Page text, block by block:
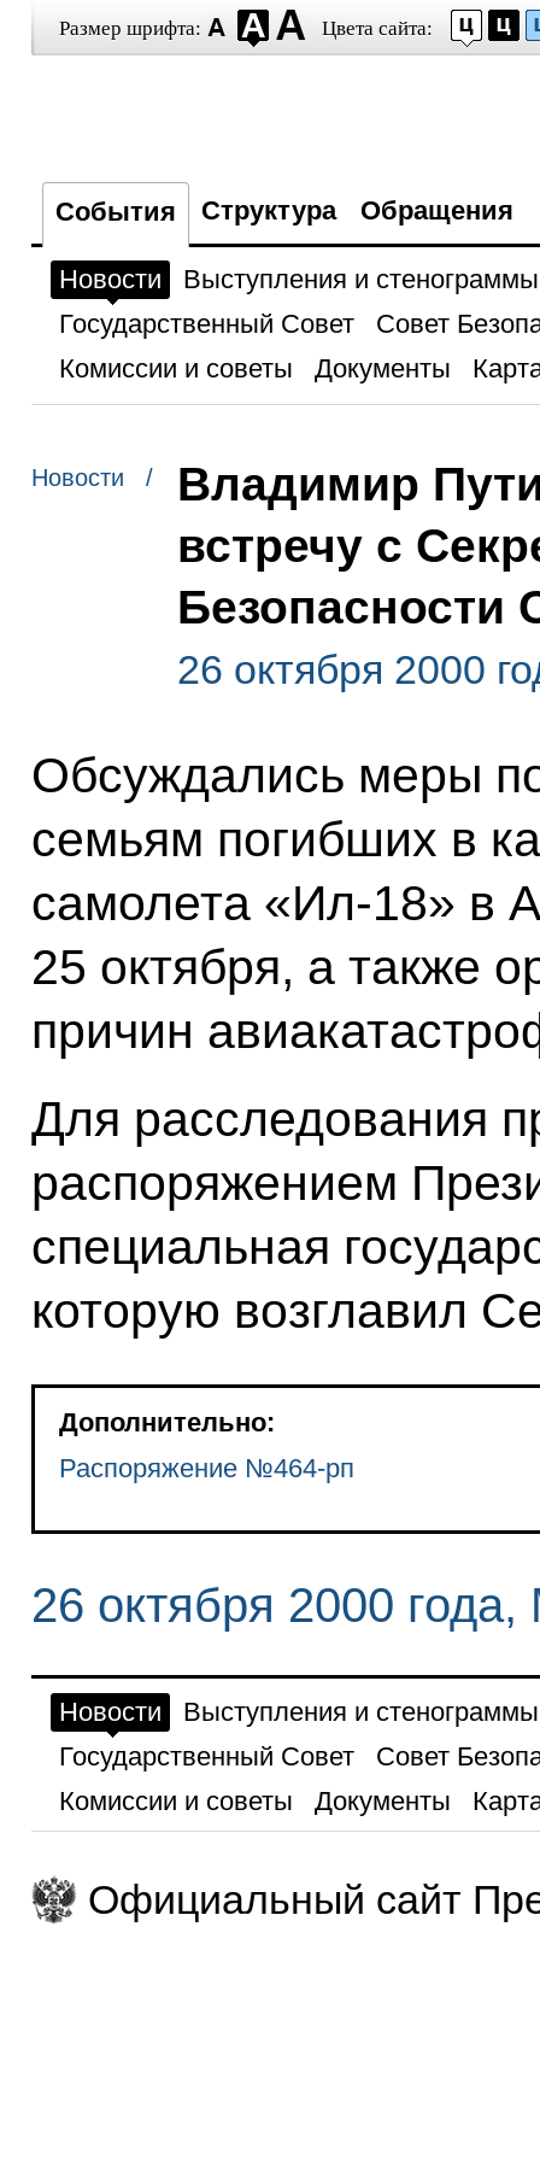
Размер шрифта: Цвета сайта:
События Структура Обращения
Новости
Выступления и стенограммы
Государственный Совет
Совет
Комиссии и советы
Документы
Новости /
Владимир
встречу с
Безопасности
26 октября 2000
Обсуждались меры
семьям погибших в
самолета «Ил-18» в
25 октября, а также
причин
Для расследования
распоряжением
специальная
которую возглавил
Дополнительно:
Распоряжение №464-рп
26 октября 2000
Новости
Выступления и стенограммы
Государственный Совет
Совет
Комиссии и советы
Документы
Официальный сайт